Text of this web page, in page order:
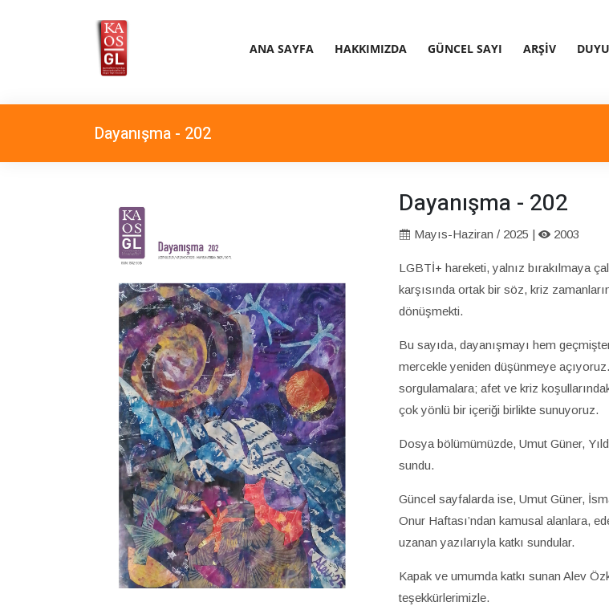
ANA SAYFA HAKKIMIZDA GÜNCEL SAYI ARŞIV
Dayanışma - 202
Dayanışma - 202
Mayıs-Haziran / 2025 | 2003
LGBTİ+ hareketi, yalnız bırakılmaya
karşısında ortak bir söz, kriz
dönüşmekti.
Bu sayıda, dayanışmayı hem
mercekle yeniden düşünmeye
sorgulamalara; afet ve kriz
çok yönlü bir içeriği birlikte sunuyoruz.
Dosya bölümümüzde, Umut Güner,
sundu.
Güncel sayfalarda ise, Umut Güner,
Onur Haftası’ndan kamusal alanlara,
uzanan yazılarıyla katkı sundular.
Kapak ve umumda katkı sunan Alev
teşekkürlerimizle.